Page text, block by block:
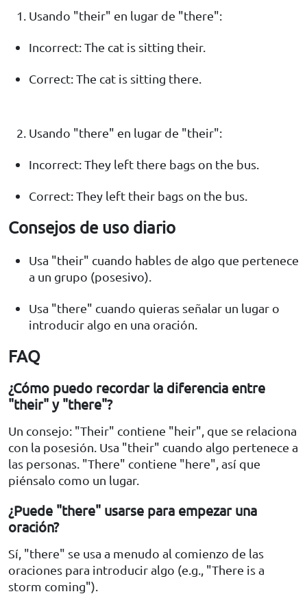
Usando "their" en lugar de "there":
Incorrect: The cat is sitting their.
Correct: The cat is sitting there.
Usando "there" en lugar de "their":
Incorrect: They left there bags on the bus.
Correct: They left their bags on the bus.
Consejos de uso diario
Usa "their" cuando hables de algo que pertenece
a un grupo (posesivo).
Usa "there" cuando quieras señalar un lugar o
introducir algo en una oración.
FAQ
¿Cómo puedo recordar la diferencia entre
"their" y "there"?
Un consejo: "Their" contiene "heir", que se relaciona
con la posesión. Usa "their" cuando algo pertenece a
las personas. "There" contiene "here", así que
piénsalo como un lugar.
¿Puede "there" usarse para empezar una
oración?
Sí, "there" se usa a menudo al comienzo de las
oraciones para introducir algo (e.g., "There is a
storm coming").